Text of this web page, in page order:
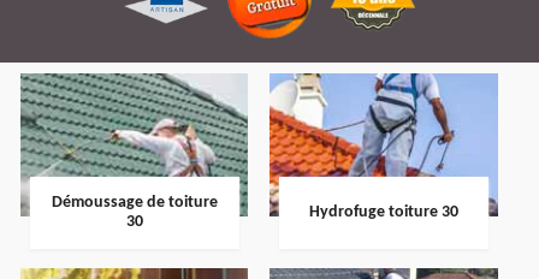
Démoussage de toiture
30
Hydrofuge toiture 30